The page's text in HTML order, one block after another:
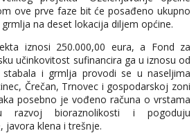
ove prve faze bit će posađeno ukupno
na deset lokacija diljem općine.
iznosi 250.000,00 eura, a Fond za
učinkovitost sufinancira ga u iznosu od
stabala i grmlja provodi se u naseljima
Črečan, Trnovec i gospodarskoj zoni
posebno je vođeno računa o vrstama
razvoj bioraznolikosti i pogoduju
javora klena i trešnje.